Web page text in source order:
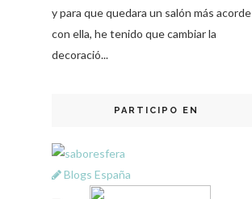
y para que quedara un salón más acorde
con ella, he tenido que cambiar la
decoració...
PARTICIPO EN
Blogs España